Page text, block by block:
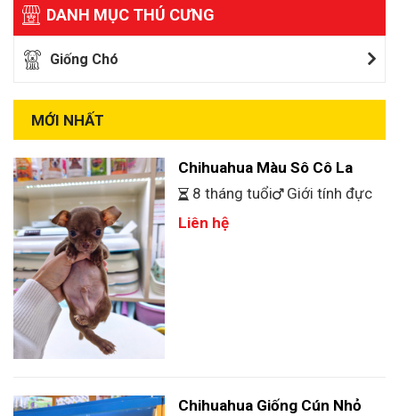
DANH MỤC THÚ CƯNG
Giống Chó
MỚI NHẤT
Chihuahua Màu Sô Cô La
8 tháng tuổi
Giới tính đực
Liên hệ
Chihuahua Giống Cún Nhỏ